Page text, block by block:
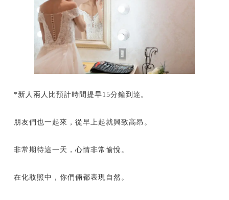
*新人兩人比預計時間提早15分鐘到達。
朋友們也一起來，從早上起就興致高昂。
非常期待這一天，心情非常愉悅。
在化妝照中，你們倆都表現自然。